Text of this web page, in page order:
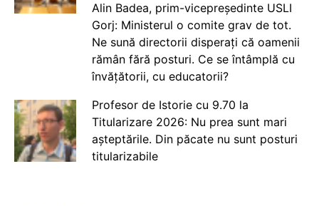
Alin Badea, prim-vicepreședinte USLI
Gorj: Ministerul o comite grav de tot.
Ne sună directorii disperați că oamenii
rămân fără posturi. Ce se întâmplă cu
învățătorii, cu educatorii?
Profesor de Istorie cu 9.70 la
Titularizare 2026: Nu prea sunt mari
așteptările. Din păcate nu sunt posturi
titularizabile